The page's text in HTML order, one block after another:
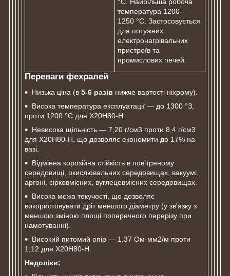
температура 1200-
1250 °C. Застосовується
для потужних
електронагрівальних
пристроїв та
промислових печей.
Переваги фехралей
Низька ціна (в 5-6 разів нижче вартості ніхрому).
Висока температура експлуатації ― до 1300 °З,
проти 1200 °С для Х20Н80-Н.
Невисока щільність ― 7,20 г/см3 проти 8,4 г/см3
для Х20Н80-Н, що дозволяє економити до 17% на
вазі.
Відмінна корозійна стійкість в повітряному
середовищі, окислювальних середовищах, вакуумі,
аргоні, сірковмісних, вуглецевмісних середовищах.
Висока межа текучості, що дозволяє
використовувати дріт меншого діаметру (у зв'язку з
меншою зміною площі поперечного перерізу при
намотуванні).
Високий питомий опір ― 1,37 Ом·мм2/м проти
1,12 для Х20Н80-Н.
Недоліки: